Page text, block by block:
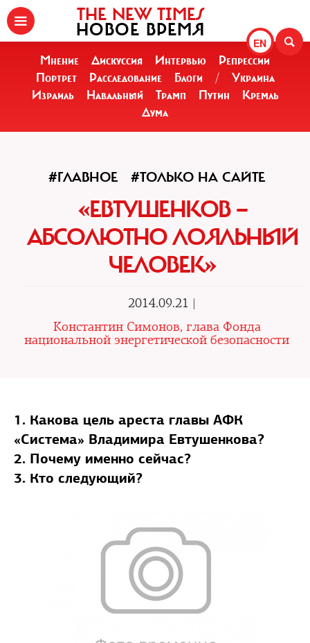
EN
THE NEW TIMES
НОВОЕ ВРЕМЯ
Мнение Дискуссия Интервью
Репрессии
Портрет
Расследование Блоги /
Украина
Израиль
Навальный Трамп Путин
Кремль
Дума
#ГЛАВНОЕ #ТОЛЬКО НА САЙТЕ
«ЕВТУШЕНКОВ —
АБСОЛЮТНО ЛОЯЛЬНЫЙ
ЧЕЛОВЕК»
2014.09.21 |
Константин Симонов, глава Фонда
национальной энергетической безопасности
1. Какова цель ареста главы АФК
«Система» Владимира Евтушенкова?
2. Почему именно сейчас?
3. Кто следующий?